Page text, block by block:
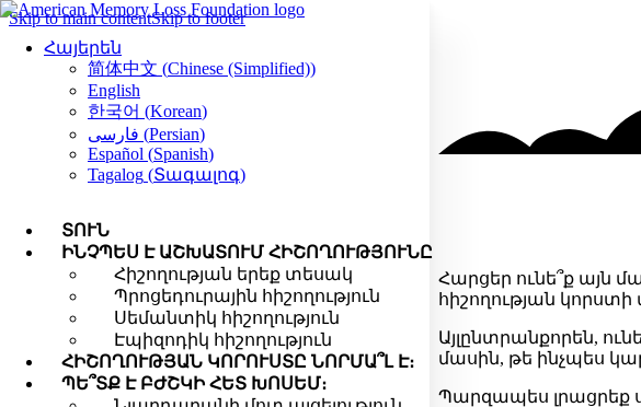
Skip to main contentSkip to footer
Հայերեն
简体中文 (Chinese (Simplified))
English
한국어 (Korean)
فارسی (Persian)
Español (Spanish)
Tagalog (Տագալոգ)
ՏՈՒՆ
ԻՆՉՊԵՍ Է ԱՇԽԱՏՈՒՄ ՀԻՇՈՂՈՒԹՅՈՒՆԸ
Հիշողության երեք տեսակ
Պրոցեդուրային հիշողություն
Սեմանտիկ հիշողություն
Էպիզոդիկ հիշողություն
ՀԻՇՈՂՈՒԹՅԱՆ ԿՈՐՈՒՍՏԸ ՆՈՐՄԱ՞Լ Է։
ՊԵ՞ՏՔ Է ԲԺՇԿԻ ՀԵՏ ԽՈՍԵՄ։
Հարցեր ունե՞ք այն
հիշողության
Այլընտրանքորեն,
մասին, թե ինչպես
Պարզապես լրացրեք